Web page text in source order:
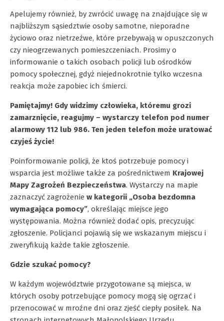
Apelujemy również, by zwrócić uwagę na znajdujące się w
najbliższym sąsiedztwie osoby samotne, nieporadne
życiowo oraz nietrzeźwe, które przebywają w opuszczonych
czy nieogrzewanych pomieszczeniach. Prosimy o
informowanie o takich osobach policji lub ośrodków
pomocy społecznej, gdyż niejednokrotnie tylko wczesna
reakcja może zapobiec ich śmierci.
Pamiętajmy! Gdy widzimy człowieka, któremu grozi
zamarznięcie, reagujmy – wystarczy telefon pod numer
alarmowy 112 lub 986. Ten jeden telefon może uratować
czyjeś życie!
Poinformowanie policji, że ktoś potrzebuje pomocy i
wsparcia jest możliwe także za pośrednictwem Krajowej
Mapy Zagrożeń Bezpieczeństwa. Wystarczy na mapie
zaznaczyć zagrożenie w kategorii „Osoba bezdomna
wymagająca pomocy”, określając miejsce jego
występowania. Można również dodać opis, precyzując
zgłoszenie. Policjanci pojawią się we wskazanym miejscu i
zweryfikują każde takie zgłoszenie.
Gdzie szukać pomocy?
W każdym województwie przygotowane są miejsca, w
których osoby potrzebujące pomocy mogą się ogrzać i
przenocować w mroźne dni oraz zjeść ciepły posiłek. Na